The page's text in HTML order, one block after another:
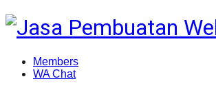
Members
WA Chat